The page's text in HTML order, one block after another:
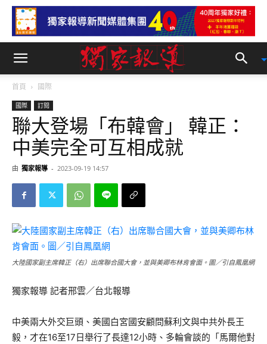
首頁 國際
國際 訂閱
聯大登場「布韓會」 韓正：
中美完全可互相成就
由 獨家報導 - 2023-09-19 14:57
大陸國家副主席韓正（右）出席聯合國大會，並與美卿布林肯會面。圖／引自鳳凰網
獨家報導 記者邢雲／台北報導
中美兩大外交巨頭、美國白宮國安顧問蘇利文與中共外長王
毅，才在16至17日舉行了長達12小時、多輪會談的「馬爾他對